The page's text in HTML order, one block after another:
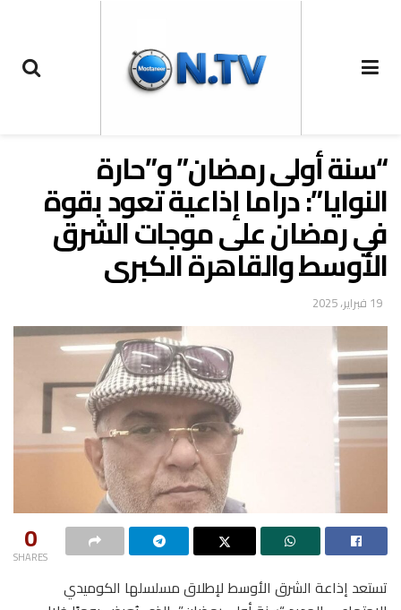
“سنة أولى رمضان” و”حارة
النوايا”: دراما إذاعية تعود بقوة
في رمضان على موجات الشرق
الأوسط والقاهرة الكبرى
19 فبراير، 2025
0
SHARES
تستعد إذاعة الشرق الأوسط لإطلاق مسلسلها الكوميدي